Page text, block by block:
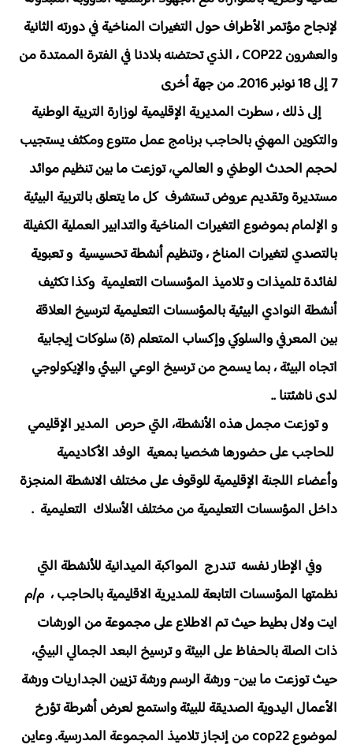
لإنجاح مؤتمر الأطراف حول التغيرات المناخية في دورته الثانية
والعشرون COP22 ، الذي تحتضنه بلادنا في الفترة الممتدة من
7 إلى 18 نونبر 2016. من جهة أخرى
إلى ذلك ، سطرت المديرية الإقليمية لوزارة التربية الوطنية
والتكوين المهني بالحاجب برنامج عمل متنوع ومكثف يستجيب
لحجم الحدث الوطني و العالمي، توزعت ما بين تنظيم موائد
مستديرة وتقديم عروض تستشرف كل ما يتعلق بالتربية البيئية
و الإلمام بموضوع التغيرات المناخية والتدابير العملية الكفيلة
بالتصدي لتغيرات المناخ ، وتنظيم أنشطة تحسيسية و تعبوية
لفائدة تلميذات و تلاميذ المؤسسات التعليمية وكذا تكثيف
أنشطة النوادي البيئية بالمؤسسات التعليمية لترسيخ العلاقة
بين المعرفي والسلوكي وإكساب المتعلم (ة) سلوكات إيجابية
اتجاه البيئة ، بما يسمح من ترسيخ الوعي البيئي والإيكولوجي
لدى ناشئتنا ..
و توزعت مجمل هذه الأنشطة، التي حرص المدير الإقليمي
للحاجب على حضورها شخصيا بمعية الوفد الأكاديمية
وأعضاء اللجنة الإقليمية للوقوف على مختلف الانشطة المنجزة
داخل المؤسسات التعليمية من مختلف الأسلاك التعليمية .
وفي الإطار نفسه تندرج المواكبة الميدانية للأنشطة التي
نظمتها المؤسسات التابعة للمديرية الاقليمية بالحاجب ، م/م
ايت ولال بطيط حيث تم الاطلاع على مجموعة من الورشات
ذات الصلة بالحفاظ على البيئة و ترسيخ البعد الجمالي البيئي،
حيث توزعت ما بين- ورشة الرسم ورشة تزيين الجداريات ورشة
الأعمال اليدوية الصديقة للبيئة واستمع لعرض أشرطة تؤرخ
لموضوع cop22 من إنجاز تلاميذ المجموعة المدرسية. وعاين